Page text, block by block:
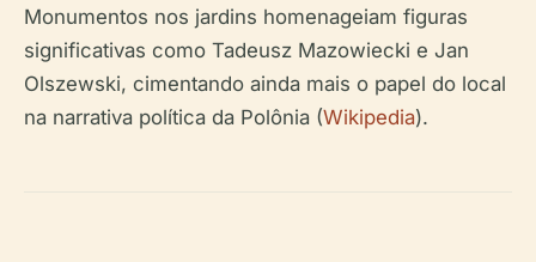
Monumentos nos jardins homenageiam figuras
significativas como Tadeusz Mazowiecki e Jan
Olszewski, cimentando ainda mais o papel do local
na narrativa política da Polônia (Wikipedia).